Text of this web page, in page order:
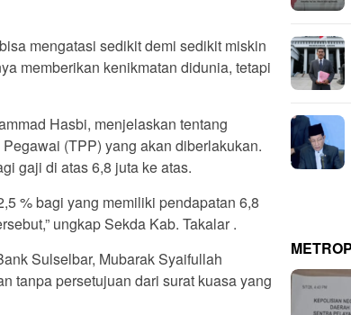
mengatasi sedikit demi sedikit miskin
memberikan kenikmatan didunia, tetapi
Hasbi, menjelaskan tentang
(TPP) yang akan diberlakukan.
gaji di atas 6,8 juta ke atas.
% bagi yang memiliki pendapatan 6,8
ungkap Sekda Kab. Takalar .
Sulselbar, Mubarak Syaifullah
tanpa persetujuan dari surat kuasa yang